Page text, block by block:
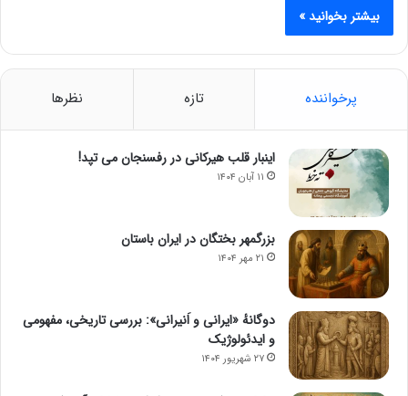
بیشتر بخوانید »
پرخواننده تازه نظرها
اینبار قلب هیرکانی در رفسنجان می تپد!
۱۱ آبان ۱۴۰۴
بزرگمهر بختگان در ایران باستان
۲۱ مهر ۱۴۰۴
دوگانهٔ «ایرانی و اَنیرانی»: بررسی تاریخی، مفهومی
و ایدئولوژیک
۲۷ شهریور ۱۴۰۴